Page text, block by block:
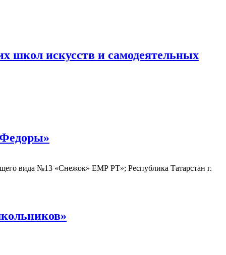
школ искусств и самодеятельных
вида №13 «Снежок» ЕМР РТ»; Республика Татарстан г.